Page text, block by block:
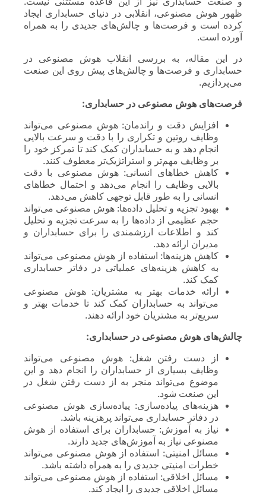
ظهور هوش مصنوعی، انقلابی در دنیای حسابداری ایجاد
کرده است و فرصت‌ها و چالش‌های جدیدی را به همراه
آورده است.
در این مقاله، به بررسی انقلاب هوش مصنوعی در
حسابداری و فرصت‌ها و چالش‌های پیش روی این صنعت
می‌پردازیم.
فرصت‌های هوش مصنوعی در حسابداری:
افزایش دقت و راندمان: هوش مصنوعی می‌تواند
وظایف روتین و تکراری را با دقت و سرعت بالایی
انجام دهد و به حسابداران کمک کند تا تمرکز خود را
بر وظایف مهم‌تر و استراتژیک‌تر معطوف کنند.
کاهش خطاهای انسانی: هوش مصنوعی با دقت
بالایی وظایف را انجام می‌دهد و احتمال خطاهای
انسانی را به طور قابل توجهی کاهش می‌دهد.
بهبود تجزیه و تحلیل داده‌ها: هوش مصنوعی می‌تواند
حجم عظیمی از داده‌ها را به سرعت تجزیه و تحلیل
کند و اطلاعات ارزشمندی را برای حسابداران و
مدیران ارائه دهد.
کاهش هزینه‌ها: استفاده از هوش مصنوعی می‌تواند
به کاهش هزینه‌های عملیاتی در دفاتر حسابداری
کمک کند.
ارائه خدمات بهتر به مشتریان: هوش مصنوعی
می‌تواند به حسابداران کمک کند تا خدمات بهتر و
سریع‌تر به مشتریان خود ارائه دهند.
چالش‌های هوش مصنوعی در حسابداری:
از دست رفتن شغل: هوش مصنوعی می‌تواند
وظایف بسیاری از حسابداران را انجام دهد و این
موضوع می‌تواند منجر به از دست رفتن شغل در
این صنعت شود.
هزینه‌های پیاده‌سازی: پیاده‌سازی هوش مصنوعی
در دفاتر حسابداری می‌تواند پرهزینه باشد.
نیاز به آموزش: حسابداران برای استفاده از هوش
مصنوعی نیاز به آموزش‌های جدید دارند.
مسائل امنیتی: استفاده از هوش مصنوعی می‌تواند
خطرات امنیتی جدیدی را به همراه داشته باشد.
مسائل اخلاقی: استفاده از هوش مصنوعی می‌تواند
مسائل اخلاقی جدیدی را ایجاد کند.